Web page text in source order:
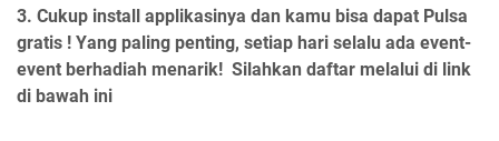
3. Cukup install applikasinya dan kamu bisa dapat Pulsa
gratis ! Yang paling penting, setiap hari selalu ada event-
event berhadiah menarik! Silahkan daftar melalui di link
di bawah ini